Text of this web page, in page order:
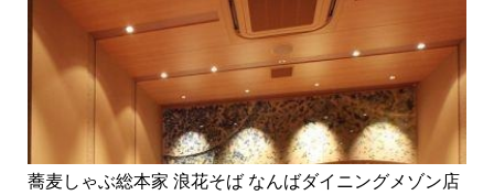
蕎麦しゃぶ総本家 浪花そば なんばダイニングメゾン店